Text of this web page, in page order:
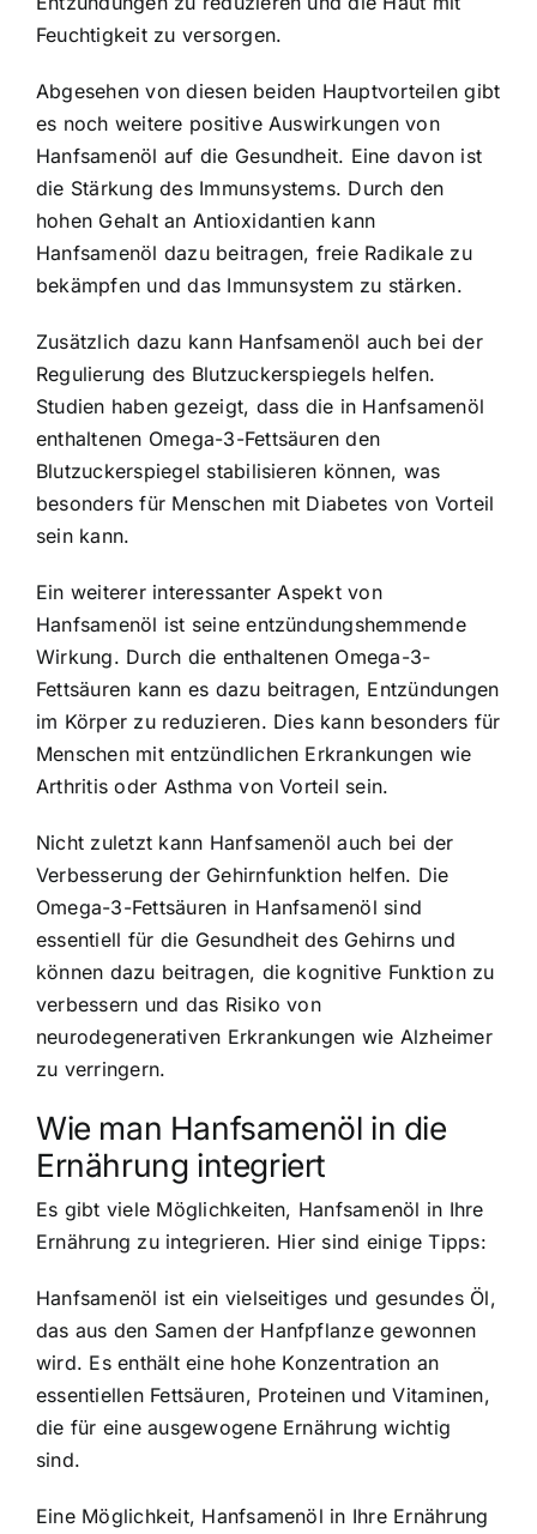
Feuchtigkeit zu versorgen.
Abgesehen von diesen beiden Hauptvorteilen gibt
es noch weitere positive Auswirkungen von
Hanfsamenöl auf die Gesundheit. Eine davon ist
die Stärkung des Immunsystems. Durch den
hohen Gehalt an Antioxidantien kann
Hanfsamenöl dazu beitragen, freie Radikale zu
bekämpfen und das Immunsystem zu stärken.
Zusätzlich dazu kann Hanfsamenöl auch bei der
Regulierung des Blutzuckerspiegels helfen.
Studien haben gezeigt, dass die in Hanfsamenöl
enthaltenen Omega-3-Fettsäuren den
Blutzuckerspiegel stabilisieren können, was
besonders für Menschen mit Diabetes von Vorteil
sein kann.
Ein weiterer interessanter Aspekt von
Hanfsamenöl ist seine entzündungshemmende
Wirkung. Durch die enthaltenen Omega-3-
Fettsäuren kann es dazu beitragen, Entzündungen
im Körper zu reduzieren. Dies kann besonders für
Menschen mit entzündlichen Erkrankungen wie
Arthritis oder Asthma von Vorteil sein.
Nicht zuletzt kann Hanfsamenöl auch bei der
Verbesserung der Gehirnfunktion helfen. Die
Omega-3-Fettsäuren in Hanfsamenöl sind
essentiell für die Gesundheit des Gehirns und
können dazu beitragen, die kognitive Funktion zu
verbessern und das Risiko von
neurodegenerativen Erkrankungen wie Alzheimer
zu verringern.
Wie man Hanfsamenöl in die
Ernährung integriert
Es gibt viele Möglichkeiten, Hanfsamenöl in Ihre
Ernährung zu integrieren. Hier sind einige Tipps:
Hanfsamenöl ist ein vielseitiges und gesundes Öl,
das aus den Samen der Hanfpflanze gewonnen
wird. Es enthält eine hohe Konzentration an
essentiellen Fettsäuren, Proteinen und Vitaminen,
die für eine ausgewogene Ernährung wichtig
sind.
Eine Möglichkeit, Hanfsamenöl in Ihre Ernährung